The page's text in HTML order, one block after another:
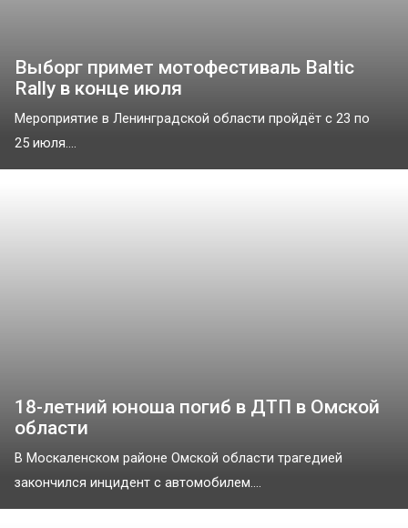
Выборг примет мотофестиваль Baltic
Rally в конце июля
Мероприятие в Ленинградской области пройдёт с 23 по
25 июля....
18-летний юноша погиб в ДТП в Омской
области
В Москаленском районе Омской области трагедией
закончился инцидент с автомобилем....